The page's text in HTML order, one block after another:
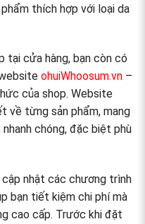
thích hợp với loại da
tại cửa hàng, bạn còn có
ohuiWhoosum.vn –
của shop. Website
về từng sản phẩm, mang
chóng, đặc biệt phù
cập nhật các chương trình
bạn tiết kiệm chi phí mà
cao cấp. Trước khi đặt